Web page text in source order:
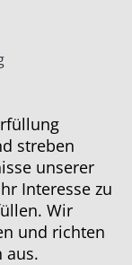
streben
unserer
Interesse zu
Wir
und richten
aus.